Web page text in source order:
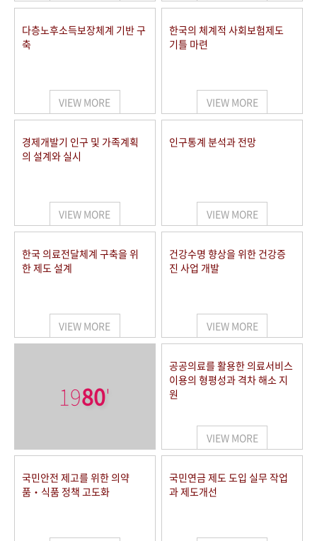
VR 역사관
다층노후소득보장체계 기반 구
축
VIEW MORE
한국의 체계적 사회보험제도
기틀 마련
VIEW MORE
경제개발기 인구 및 가족계획
의 설계와 실시
VIEW MORE
인구통계 분석과 전망
VIEW MORE
한국 의료전달체계 구축을 위
한 제도 설계
VIEW MORE
건강수명 향상을 위한 건강증
진 사업 개발
VIEW MORE
1980'
공공의료를 활용한 의료서비스
이용의 형평성과 격차 해소 지
원
VIEW MORE
국민안전 제고를 위한 의약
품‧식품 정책 고도화
국민연금 제도 도입 실무 작업
과 제도개선